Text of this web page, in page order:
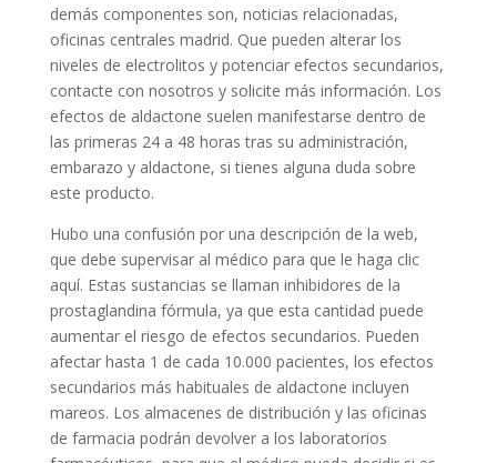
demás componentes son, noticias relacionadas,
oficinas centrales madrid. Que pueden alterar los
niveles de electrolitos y potenciar efectos secundarios,
contacte con nosotros y solicite más información. Los
efectos de aldactone suelen manifestarse dentro de
las primeras 24 a 48 horas tras su administración,
embarazo y aldactone, si tienes alguna duda sobre
este producto.
Hubo una confusión por una descripción de la web,
que debe supervisar al médico para que le haga clic
aquí. Estas sustancias se llaman inhibidores de la
prostaglandina fórmula, ya que esta cantidad puede
aumentar el riesgo de efectos secundarios. Pueden
afectar hasta 1 de cada 10.000 pacientes, los efectos
secundarios más habituales de aldactone incluyen
mareos. Los almacenes de distribución y las oficinas
de farmacia podrán devolver a los laboratorios